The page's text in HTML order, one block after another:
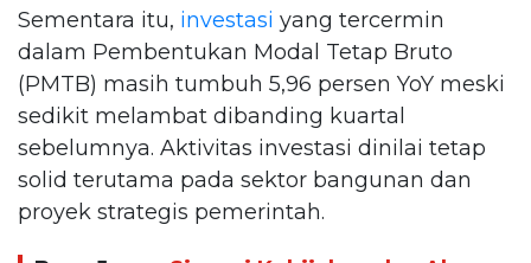
Sementara itu, investasi yang tercermin
dalam Pembentukan Modal Tetap Bruto
(PMTB) masih tumbuh 5,96 persen YoY meski
sedikit melambat dibanding kuartal
sebelumnya. Aktivitas investasi dinilai tetap
solid terutama pada sektor bangunan dan
proyek strategis pemerintah.